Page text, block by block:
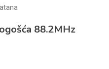
88.2MHz